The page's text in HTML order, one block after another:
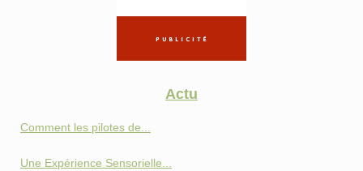
Actu
Comment les pilotes de...
Une Expérience Sensorielle...